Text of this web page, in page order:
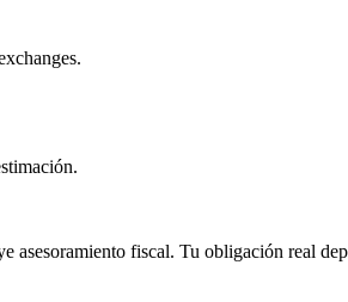
asesoramiento fiscal. Tu obligación real